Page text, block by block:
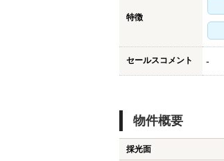
特徴
セールスコメント -
物件概要
採光面